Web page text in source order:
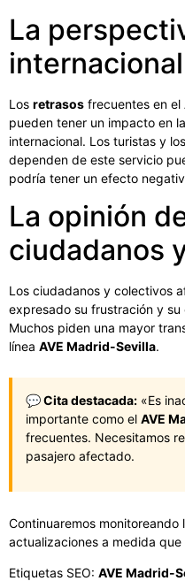
La
internacional
Los retrasos frecuentes en el
pueden tener un impacto en
internacional. Los turistas y
dependen de este servicio
podría tener un efecto
La opinión
ciudadanos
Los ciudadanos y colectivos
expresado su frustración y
Muchos piden una mayor
línea AVE Madrid-Sevilla.
💬 Cita destacada: «Es
importante como el AVE
frecuentes. Necesitamos
pasajero afectado.
Continuaremos
actualizaciones a medida
Etiquetas SEO: AVE Madrid-